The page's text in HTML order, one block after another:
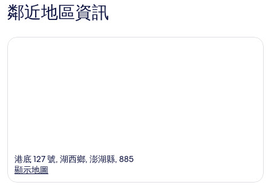
鄰近地區資訊
港底 127 號, 湖西鄉, 澎湖縣, 885
顯示地圖